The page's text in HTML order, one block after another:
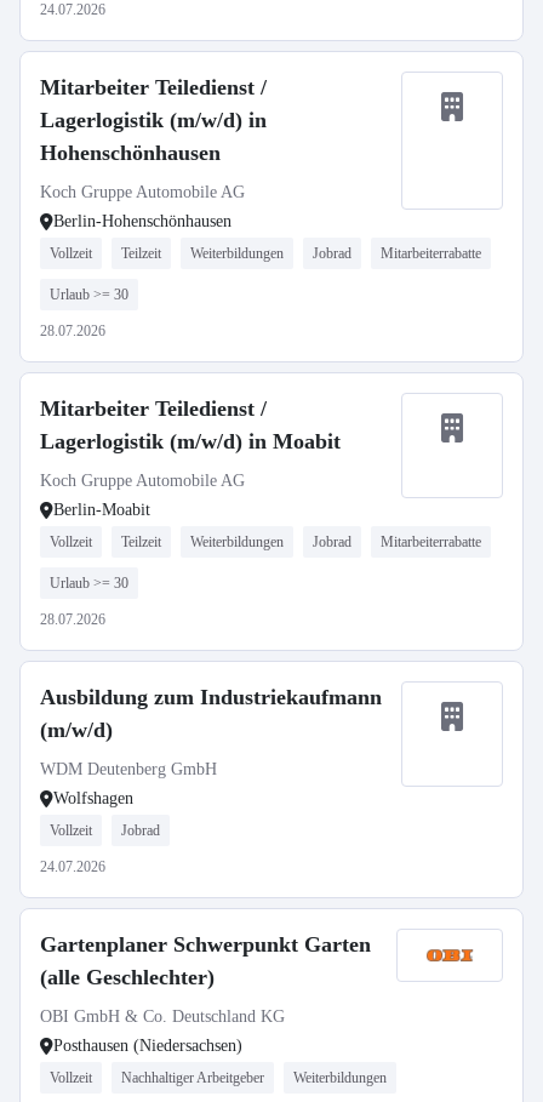
24.07.2026
Mitarbeiter Teiledienst /
Lagerlogistik (m/w/d) in
Hohenschönhausen
Koch Gruppe Automobile AG
Berlin-Hohenschönhausen
Vollzeit Teilzeit Weiterbildungen Jobrad Mitarbeiterrabatte
Urlaub >= 30
28.07.2026
Mitarbeiter Teiledienst /
Lagerlogistik (m/w/d) in Moabit
Koch Gruppe Automobile AG
Berlin-Moabit
Vollzeit Teilzeit Weiterbildungen Jobrad Mitarbeiterrabatte
Urlaub >= 30
28.07.2026
Ausbildung zum Industriekaufmann
(m/w/d)
WDM Deutenberg GmbH
Wolfshagen
Vollzeit Jobrad
24.07.2026
Gartenplaner Schwerpunkt Garten
(alle Geschlechter)
OBI GmbH & Co. Deutschland KG
Posthausen (Niedersachsen)
Vollzeit Nachhaltiger Arbeitgeber Weiterbildungen